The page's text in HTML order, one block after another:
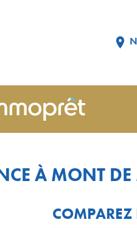
À MONT
COMPAREZ